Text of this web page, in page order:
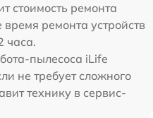
стоимость ремонта
ремонта устройств
часа.
пылесоса iLife
не требует сложного
технику в сервис-